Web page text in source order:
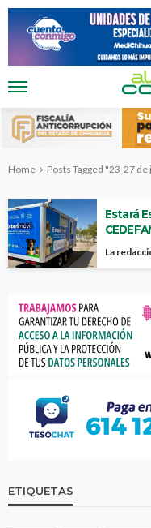
Home Posts Tagged "23-27 de
Estará
La
ETIQUETAS